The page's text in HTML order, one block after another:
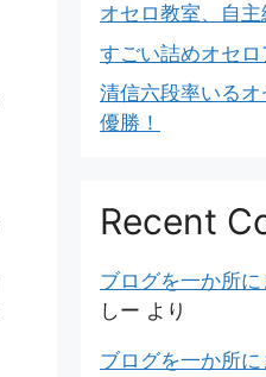
オセロ教室、自主
すごい詰めオセ
清信六段率いる
優勝！
Recent
ブログを一か所
しー より
ブログを一か所